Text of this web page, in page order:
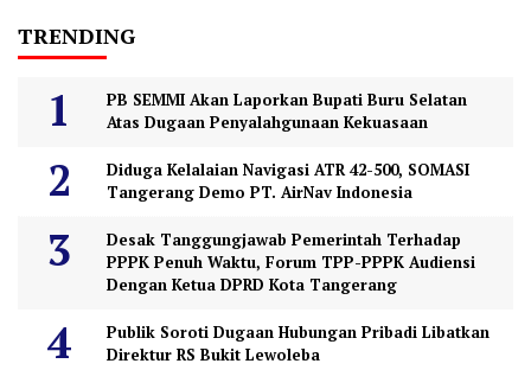
TRENDING
PB SEMMI Akan Laporkan Bupati Buru Selatan
Atas Dugaan Penyalahgunaan Kekuasaan
Diduga Kelalaian Navigasi ATR 42-500, SOMASI
Tangerang Demo PT. AirNav Indonesia
Desak Tanggungjawab Pemerintah Terhadap
PPPK Penuh Waktu, Forum TPP-PPPK Audiensi
Dengan Ketua DPRD Kota Tangerang
Publik Soroti Dugaan Hubungan Pribadi Libatkan
Direktur RS Bukit Lewoleba